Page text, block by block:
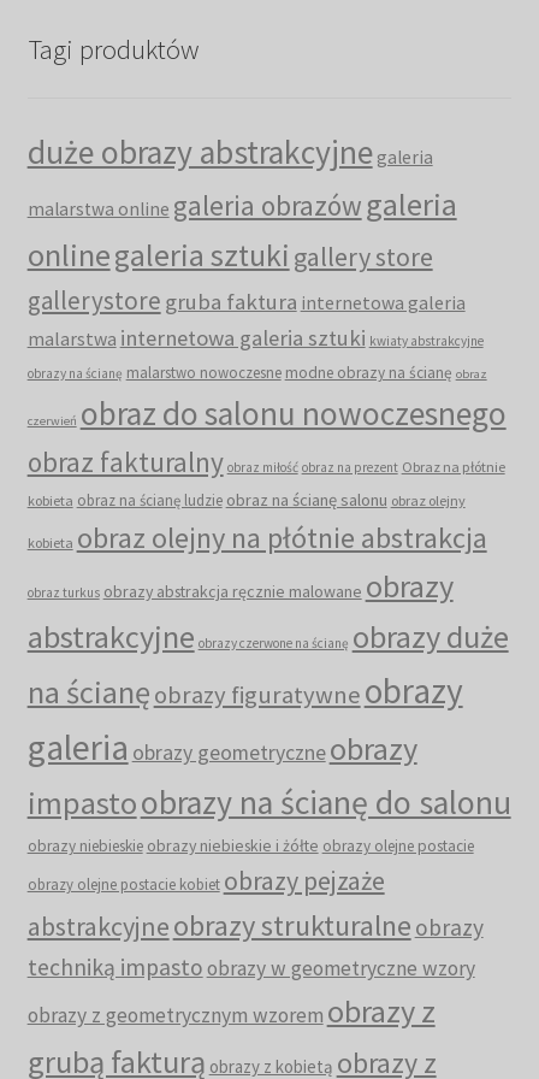
Tagi produktów
duże obrazy abstrakcyjne galeria
malarstwa online galeria obrazów galeria
onlinegaleria sztuki gallery store
gallerystore gruba faktura internetowa galeria
malarstwa internetowa galeria sztuki kwiaty abstrakcyjne
obrazy na ścianę malarstwo nowoczesne modne obrazy na ścianę obraz
czerwień obraz do salonu nowoczesnego
obraz fakturalny obraz miłość obraz na prezent Obraz na płótnie
kobieta obraz na ścianę ludzie obraz na ścianę salonu obraz olejny
kobieta obraz olejny na płótnie abstrakcja
obraz turkus obrazy abstrakcja ręcznie malowane obrazy
abstrakcyjne obrazy czerwone na ścianę obrazy duże
na ścianęobrazy figuratywneobrazy
galeria obrazy geometryczneobrazy
impastoobrazy na ścianę do salonu
obrazy niebieskie obrazy niebieskie i żółte obrazy olejne postacie
obrazy olejne postacie kobiet obrazy pejzaże
abstrakcyjneobrazy strukturalne obrazy
techniką impastoobrazy w geometryczne wzory
obrazy z geometrycznym wzorem obrazy z
grubą fakturą obrazy z kobietą obrazy z